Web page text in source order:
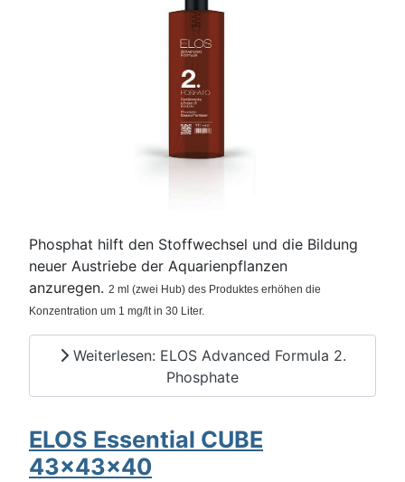
Phosphat hilft den Stoffwechsel und die Bildung
neuer Austriebe der Aquarienpflanzen
anzuregen. 2 ml (zwei Hub) des Produktes erhöhen die
Konzentration um 1 mg/lt in 30 Liter.
Weiterlesen: ELOS Advanced Formula 2.
Phosphate
ELOS Essential CUBE
43x43x40